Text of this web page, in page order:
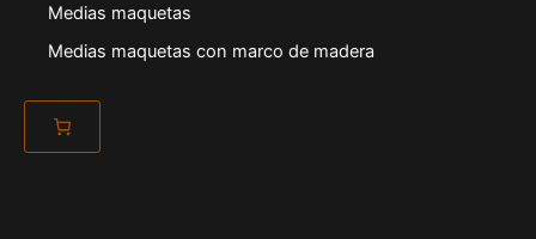
Medias maquetas
Medias maquetas con marco de madera